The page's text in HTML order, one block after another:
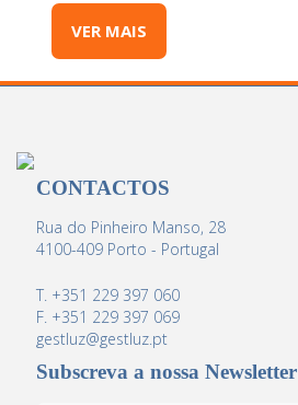
VER MAIS
CONTACTOS
Rua do Pinheiro Manso, 28
4100-409 Porto - Portugal
T. +351 229 397 060
F. +351 229 397 069
gestluz@gestluz.pt
Subscreva a nossa Newsletter